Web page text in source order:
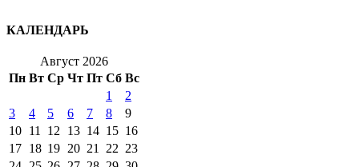
КАЛЕНДАРЬ
Август 2026
Пн Вт Ср Чт Пт Сб Вс
1
2
3
4 5 6 7 8
9
10 11 12 13 14 15 16
17 18 19 20 21 22 23